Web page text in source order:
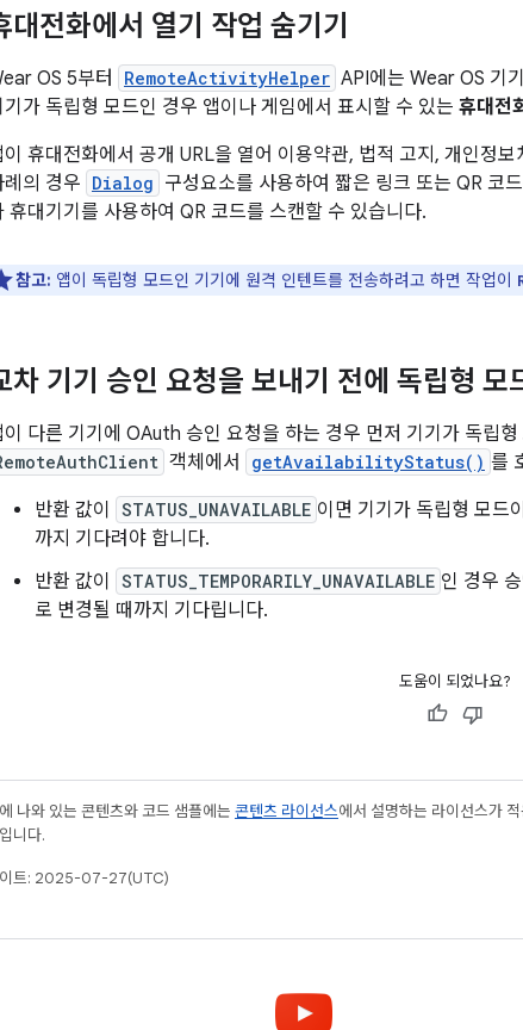
대전화에서 열기 작업 숨기기
OS 5부터 RemoteActivityHelper API에는 Wear OS 기
기가 독립형 모드인 경우 앱이나 게임에서 표시할 수 있는 휴대전
이 휴대전화에서 공개 URL을 열어 이용약관, 법적 고지, 개인정
례의 경우 Dialog 구성요소를 사용하여 짧은 링크 또는 QR 코
휴대기기를 사용하여 QR 코드를 스캔할 수 있습니다.
참고: 앱이 독립형 모드인 기기에 원격 인텐트를 전송하려고 하면 작업이
차 기기 승인 요청을 보내기 전에 독립형 모
이 다른 기기에 OAuth 승인 요청을 하는 경우 먼저 기기가 독립
객체에서 getAvailabilityStatus() 를
반환 값이
STATUS_UNAVAILABLE 이면 기기가 독립형 모드
까지 기다려야 합니다.
반환 값이
STATUS_TEMPORARILY_UNAVAILABLE 인 경우
로 변경될 때까지 기다립니다.
도움이 되었나요?
나와 있는 콘텐츠와 코드 샘플에는 콘텐츠 라이선스에서 설명하는 라이선스가
니다.
이트: 2025-07-27(UTC)